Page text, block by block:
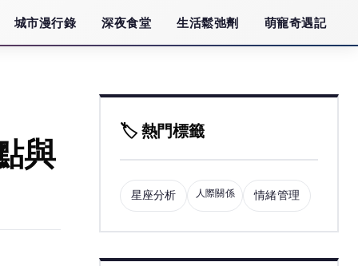
城市漫行錄 深夜食堂 生活鬆弛劑 萌寵奇遇記
與
🏷️ 熱門標籤
星座分析 人際關係 情緒管理